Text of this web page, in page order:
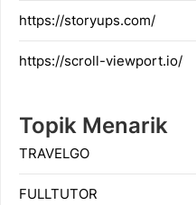
https://storyups.com/
https://scroll-viewport.io/
Topik Menarik
TRAVELGO
FULLTUTOR